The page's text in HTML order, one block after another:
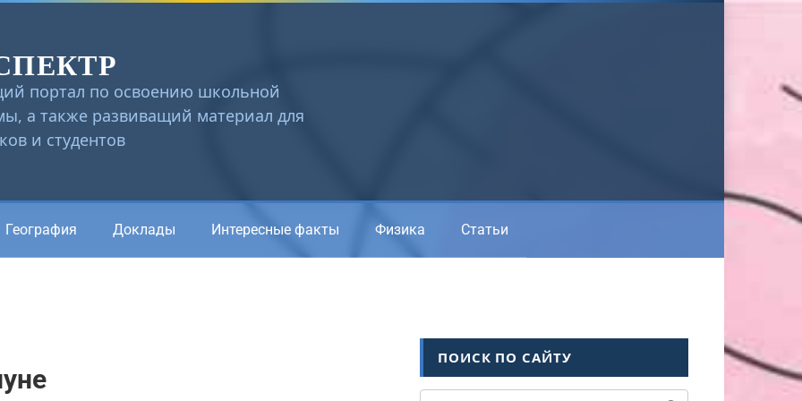
портал по освоению школьной
а также развиващий материал для
и студентов
География Доклады Интересные факты Физика Статьи
ПОИСК ПО САЙТУ